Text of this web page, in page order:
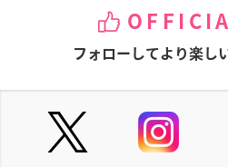
フォローしてより楽し